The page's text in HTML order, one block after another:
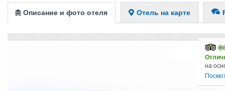
Описание и фото отеля Отель на карте
на